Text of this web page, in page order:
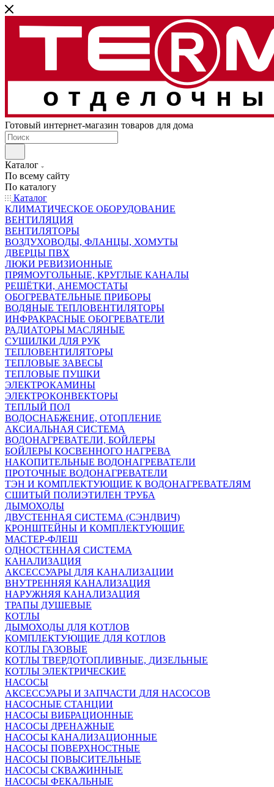
Готовый интернет-магазин товаров для дома
Каталог
По всему сайту
По каталогу
Каталог
КЛИМАТИЧЕСКОЕ ОБОРУДОВАНИЕ
ВЕНТИЛЯЦИЯ
ВЕНТИЛЯТОРЫ
ВОЗДУХОВОДЫ, ФЛАНЦЫ, ХОМУТЫ
ДВЕРЦЫ ПВХ
ЛЮКИ РЕВИЗИОННЫЕ
ПРЯМОУГОЛЬНЫЕ, КРУГЛЫЕ КАНАЛЫ
РЕШЁТКИ, АНЕМОСТАТЫ
ОБОГРЕВАТЕЛЬНЫЕ ПРИБОРЫ
ВОДЯНЫЕ ТЕПЛОВЕНТИЛЯТОРЫ
ИНФРАКРАСНЫЕ ОБОГРЕВАТЕЛИ
РАДИАТОРЫ МАСЛЯНЫЕ
СУШИЛКИ ДЛЯ РУК
ТЕПЛОВЕНТИЛЯТОРЫ
ТЕПЛОВЫЕ ЗАВЕСЫ
ТЕПЛОВЫЕ ПУШКИ
ЭЛЕКТРОКАМИНЫ
ЭЛЕКТРОКОНВЕКТОРЫ
ТЕПЛЫЙ ПОЛ
ВОДОСНАБЖЕНИЕ, ОТОПЛЕНИЕ
АКСИАЛЬНАЯ СИСТЕМА
ВОДОНАГРЕВАТЕЛИ, БОЙЛЕРЫ
БОЙЛЕРЫ КОСВЕННОГО НАГРЕВА
НАКОПИТЕЛЬНЫЕ ВОДОНАГРЕВАТЕЛИ
ПРОТОЧНЫЕ ВОДОНАГРЕВАТЕЛИ
ТЭН И КОМПЛЕКТУЮЩИЕ К ВОДОНАГРЕВАТЕЛЯМ
СШИТЫЙ ПОЛИЭТИЛЕН ТРУБА
ДЫМОХОДЫ
ДВУСТЕННАЯ СИСТЕМА (СЭНДВИЧ)
КРОНШТЕЙНЫ И КОМПЛЕКТУЮЩИЕ
МАСТЕР-ФЛЕШ
ОДНОСТЕННАЯ СИСТЕМА
КАНАЛИЗАЦИЯ
АКСЕССУАРЫ ДЛЯ КАНАЛИЗАЦИИ
ВНУТРЕННЯЯ КАНАЛИЗАЦИЯ
НАРУЖНЯЯ КАНАЛИЗАЦИЯ
ТРАПЫ ДУШЕВЫЕ
КОТЛЫ
ДЫМОХОДЫ ДЛЯ КОТЛОВ
КОМПЛЕКТУЮЩИЕ ДЛЯ КОТЛОВ
КОТЛЫ ГАЗОВЫЕ
КОТЛЫ ТВЕРДОТОПЛИВНЫЕ, ДИЗЕЛЬНЫЕ
КОТЛЫ ЭЛЕКТРИЧЕСКИЕ
НАСОСЫ
АКСЕССУАРЫ И ЗАПЧАСТИ ДЛЯ НАСОСОВ
НАСОСНЫЕ СТАНЦИИ
НАСОСЫ ВИБРАЦИОННЫЕ
НАСОСЫ ДРЕНАЖНЫЕ
НАСОСЫ КАНАЛИЗАЦИОННЫЕ
НАСОСЫ ПОВЕРХНОСТНЫЕ
НАСОСЫ ПОВЫСИТЕЛЬНЫЕ
НАСОСЫ СКВАЖИННЫЕ
НАСОСЫ ФЕКАЛЬНЫЕ